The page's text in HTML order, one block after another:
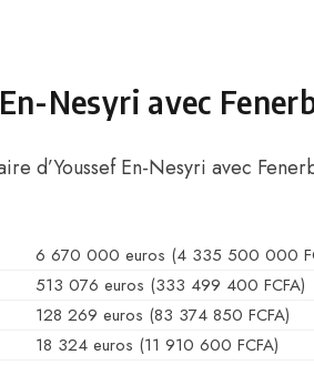
Nesyri avec
d’Youssef En-Nesyri avec
6 670 000 euros (4 335 500 000
513 076 euros (333 499 400 FCFA)
128 269 euros (83 374 850 FCFA)
18 324 euros (11 910 600 FCFA)